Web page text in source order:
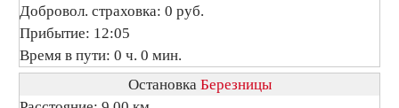
Добровол. страховка: 0 руб.
Прибытие: 12:05
Время в пути: 0 ч. 0 мин.
Остановка Березницы